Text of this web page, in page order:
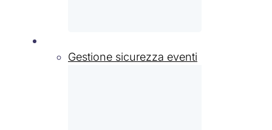
Gestione sicurezza eventi